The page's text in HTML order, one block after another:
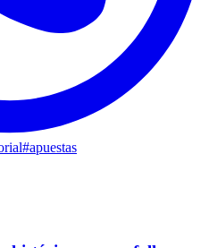
#apuestas